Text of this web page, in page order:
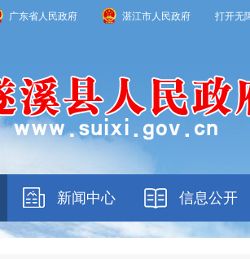
广东省人民政府 湛江市人民政府 打开无
新闻中心 信息公开